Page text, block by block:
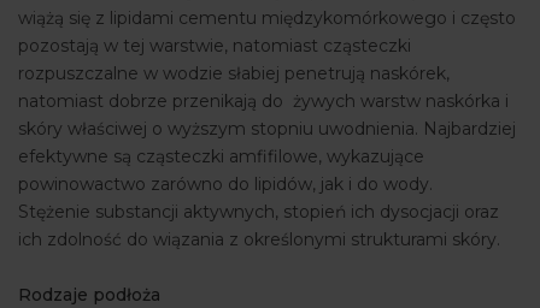
wiążą się z lipidami cementu międzykomórkowego i często
pozostają w tej warstwie, natomiast cząsteczki
rozpuszczalne w wodzie słabiej penetrują naskórek,
natomiast dobrze przenikają do żywych warstw naskórka i
skóry właściwej o wyższym stopniu uwodnienia. Najbardziej
efektywne są cząsteczki amfifilowe, wykazujące
powinowactwo zarówno do lipidów, jak i do wody.
Stężenie substancji aktywnych, stopień ich dysocjacji oraz
ich zdolność do wiązania z określonymi strukturami skóry.
Rodzaje podłoża